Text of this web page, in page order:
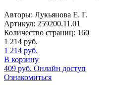
Авторы: Лукьянова Е. Г.
Артикул: 259200.11.01
Количество страниц: 160
1 214 руб.
1 214 руб.
В корзину
409 руб. Онлайн доступ
Ознакомиться